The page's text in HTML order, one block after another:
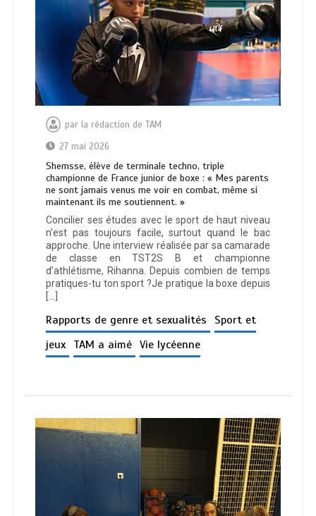
par la rédaction de TAM
27 mai 2026
Shemsse, élève de terminale techno, triple
championne de France junior de boxe : « Mes parents
ne sont jamais venus me voir en combat, même si
maintenant ils me soutiennent. »
Concilier ses études avec le sport de haut niveau
n’est pas toujours facile, surtout quand le bac
approche. Une interview réalisée par sa camarade
de classe en TST2S B et championne
d’athlétisme, Rihanna. Depuis combien de temps
pratiques-tu ton sport ?Je pratique la boxe depuis
Rapports de genre et sexualités
Sport et
jeux TAM a aimé Vie lycéenne